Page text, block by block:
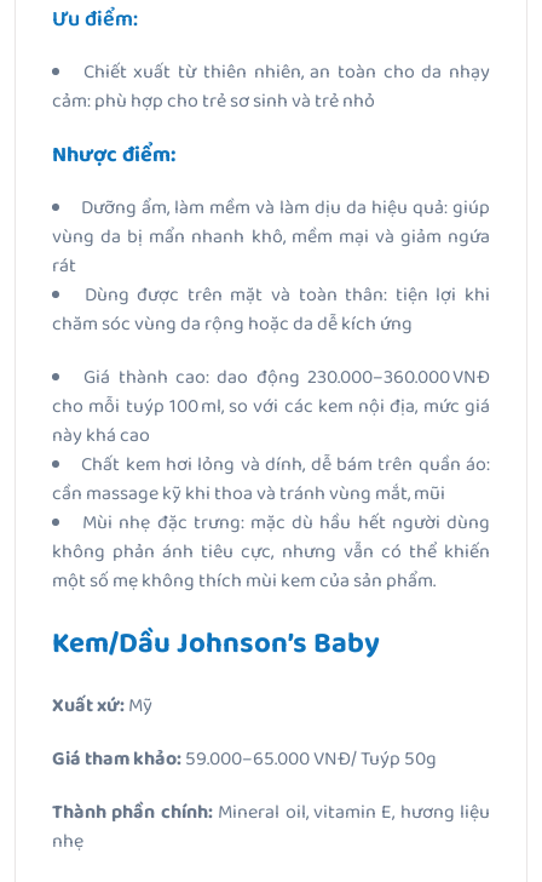
Ưu điểm:
Chiết xuất từ thiên nhiên, an toàn cho da nhạy
cảm: phù hợp cho trẻ sơ sinh và trẻ nhỏ
Nhược điểm:
Dưỡng ẩm, làm mềm và làm dịu da hiệu quả: giúp
vùng da bị mẩn nhanh khô, mềm mại và giảm ngứa
rát
Dùng được trên mặt và toàn thân: tiện lợi khi
chăm sóc vùng da rộng hoặc da dễ kích ứng
Giá thành cao: dao động 230.000–360.000 VNĐ
cho mỗi tuýp 100 ml, so với các kem nội địa, mức giá
này khá cao
Chất kem hơi lỏng và dính, dễ bám trên quần áo:
cần massage kỹ khi thoa và tránh vùng mắt, mũi
Mùi nhẹ đặc trưng: mặc dù hầu hết người dùng
không phản ánh tiêu cực, nhưng vẫn có thể khiến
một số mẹ không thích mùi kem của sản phẩm.
Kem/Dầu Johnson’s Baby
Xuất xứ:Mỹ
Giá tham khảo:59.000–65.000 VNĐ/ Tuýp 50g
Thành phần chính:Mineral oil, vitamin E, hương liệu
nhẹ